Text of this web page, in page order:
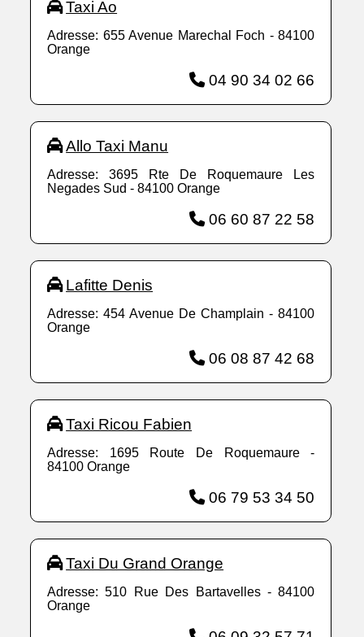
Taxi Ao
Adresse: 655 Avenue Marechal Foch - 84100
Orange
04 90 34 02 66
Allo Taxi Manu
Adresse: 3695 Rte De Roquemaure Les
Negades Sud - 84100 Orange
06 60 87 22 58
Lafitte Denis
Adresse: 454 Avenue De Champlain - 84100
Orange
06 08 87 42 68
Taxi Ricou Fabien
Adresse: 1695 Route De Roquemaure -
84100 Orange
06 79 53 34 50
Taxi Du Grand Orange
Adresse: 510 Rue Des Bartavelles - 84100
Orange